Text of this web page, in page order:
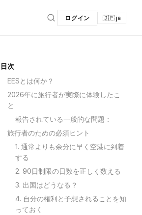
ログイン 🇯🇵 ja
目次
EESとは何か？
2026年に旅行者が実際に体験したこ
と
報告されている一般的な問題：
旅行者のための必須ヒント
1. 通常よりも余分に早く空港に到着
する
2. 90日制限の日数を正しく数える
3. 出国はどうなる？
4. 自分の権利と予想されることを知
っておく